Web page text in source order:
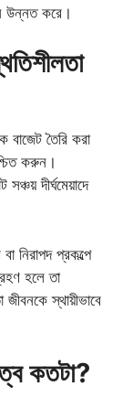
উন্নত করে।
বাজেট তৈরি করা
করুন।
দীর্ঘমেয়াদে
নিরাপদ প্রকল্পে
হলে তা
স্থায়ীভাবে
কতটা?